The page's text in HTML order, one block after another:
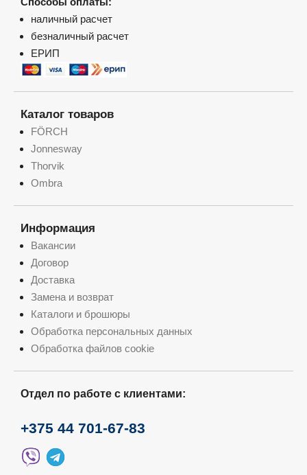
наличный расчет
безналичный расчет
ЕРИП
Каталог товаров
FÖRCH
Jonnesway
Thorvik
Ombra
Информация
Вакансии
Договор
Доставка
Замена и возврат
Каталоги и брошюры
Обработка персональных данных
Обработка файлов cookie
Отдел по работе с клиентами:
+375 44 701-67-83